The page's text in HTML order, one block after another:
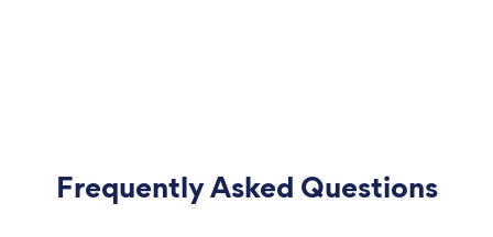
Frequently Asked Questions